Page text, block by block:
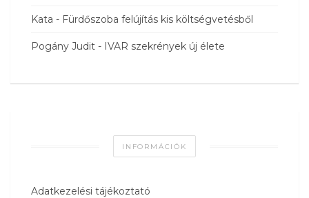
Kata - Fürdőszoba felújítás kis költségvetésből
Pogány Judit - IVAR szekrények új élete
INFORMÁCIÓK
Adatkezelési tájékoztató